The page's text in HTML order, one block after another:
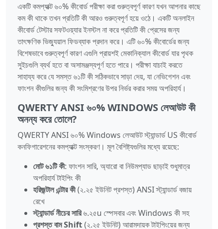
একটি কমপ্যাক্ট ৬০% কীবোর্ড পরীক্ষা করা গুরুত্বপূর্ণ কারণ যখন আপনার কাছে
কম কী থাকে তখন প্রতিটি কী আরও গুরুত্বপূর্ণ হয়ে ওঠে। একটি অনলাইন
কীবোর্ড টেস্টার সফটওয়্যার ইনস্টল না করে প্রতিটি কী প্রেসের জন্য
তাৎক্ষণিক ভিজ্যুয়াল ফিডব্যাক প্রদান করে। এটি ৬০% কীবোর্ডের জন্য
বিশেষভাবে গুরুত্বপূর্ণ কারণ এগুলি প্রায়শই মেকানিক্যাল কীবোর্ড যার পৃথক
সুইচগুলি ব্যর্থ হতে বা অসামঞ্জস্যপূর্ণ হতে পারে। পরীক্ষা যাচাই করতে
সাহায্য করে যে সমস্ত ৬১টি কী সঠিকভাবে সাড়া দেয়, যা নেভিগেশন এবং
ফাংশন কীগুলির জন্য কী সংমিশ্রণের উপর নির্ভর করার সময় অপরিহার্য।
QWERTY ANSI ৬০% WINDOWS লেআউট কী
অনন্য করে তোলে?
QWERTY ANSI ৬০% Windows লেআউট স্ট্যান্ডার্ড US কীবোর্ড
কনফিগারেশনের কমপ্যাক্ট সংস্করণ। মূল বৈশিষ্ট্যগুলির মধ্যে রয়েছে:
মোট ৬১টি কী: ফাংশন সারি, অ্যারো বা নিউমপ্যাড ছাড়াই শুধুমাত্র
অপরিহার্য টাইপিং কী
হরিজন্টাল এন্টার কী(২.২৫ ইউনিট প্রশস্ত) ANSI স্ট্যান্ডার্ড বজায়
রেখে
স্ট্যান্ডার্ড নীচের সারি৬.২৫u স্পেসবার এবং Windows কী সহ
প্রশস্ত বাম Shift(২.২৫ ইউনিট) আরামদায়ক টাইপিংয়ের জন্য